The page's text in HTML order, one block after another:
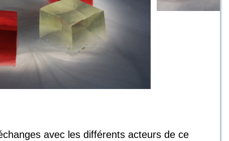
avec les différents acteurs de ce